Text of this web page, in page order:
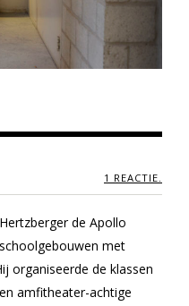
1 REACTIE.
Hertzberger de Apollo
met
organiseerde de klassen
amfitheater-achtige